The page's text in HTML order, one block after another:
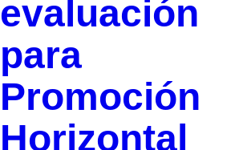
evaluación
para
Promoción
Horizontal